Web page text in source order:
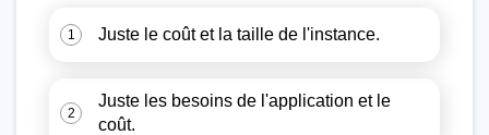
1 Juste le coût et la taille de l'instance.
2
Juste les besoins de l'application et le
coût.